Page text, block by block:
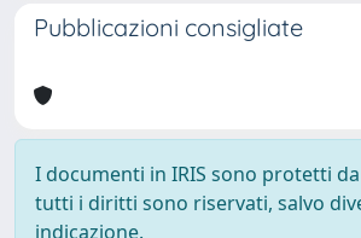
Pubblicazioni consigliate
I documenti in IRIS sono protetti
tutti i diritti sono riservati, salvo
indicazione.